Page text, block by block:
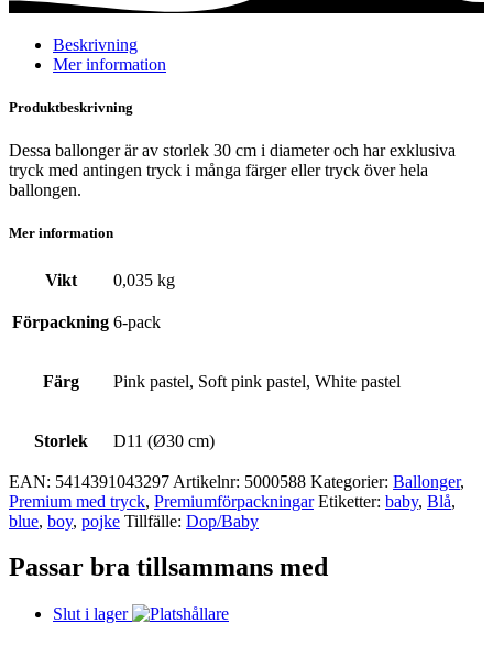
mängd
Beskrivning
Mer information
Produktbeskrivning
Dessa ballonger är av storlek 30 cm i diameter och har exklusiva
tryck med antingen tryck i många färger eller tryck över hela
ballongen.
Mer information
Vikt 0,035 kg
Förpackning 6-pack
Färg Pink pastel, Soft pink pastel, White pastel
Storlek D11 (Ø30 cm)
EAN: 5414391043297 Artikelnr: 5000588 Kategorier: Ballonger,
Premium med tryck, Premium­förpackningar Etiketter: baby, Blå,
blue, boy, pojke Tillfälle: Dop/Baby
Passar bra tillsammans med
Slut i lager